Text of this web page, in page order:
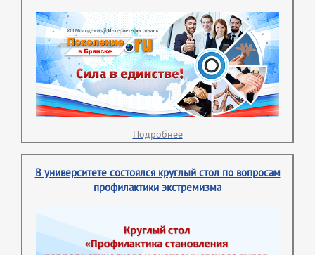
Подробнее
В университете состоялся круглый стол по вопросам
профилактики экстремизма